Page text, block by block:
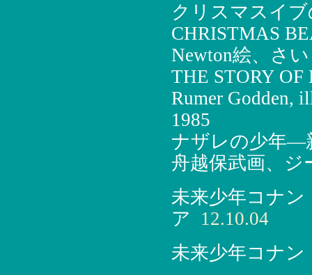
クリスマスイ
CHRISTMAS
Newton絵、さ
THE STORY
Rumer Godden,
1985
ナザレの少年―
舟越保武画、ジ
未来少年コナ
ア 12.10.04
未来少年コナ